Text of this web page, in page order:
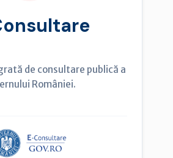
de consultare publică a
României.